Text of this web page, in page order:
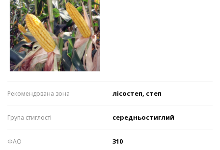
Рекомендована зона лісостеп, степ
Група стиглості середньостиглий
ФАО 310